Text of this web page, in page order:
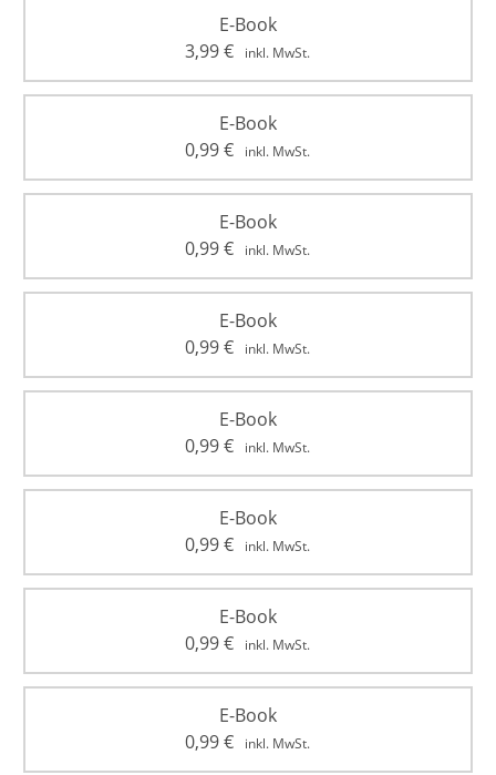
E-Book
3,99€ inkl. MwSt.
E-Book
0,99€ inkl. MwSt.
E-Book
0,99€ inkl. MwSt.
E-Book
0,99€ inkl. MwSt.
E-Book
0,99€ inkl. MwSt.
E-Book
0,99€ inkl. MwSt.
E-Book
0,99€ inkl. MwSt.
E-Book
0,99€ inkl. MwSt.